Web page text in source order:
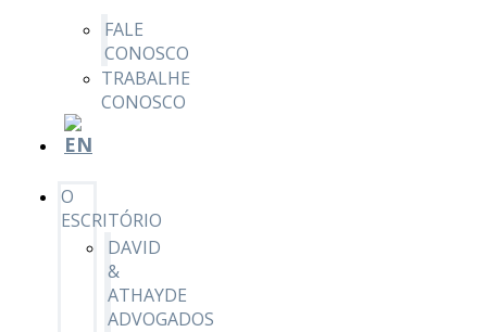
FALE
CONOSCO
TRABALHE
CONOSCO
O
ESCRITÓRIO
DAVID
&
ATHAYDE
ADVOGADOS